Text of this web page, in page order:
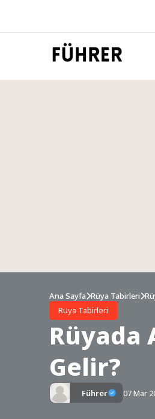
Ana Sayfa Rüya Tabirleri
Rüya Tabirleri
Rüyada
Gelir?
Führer 07 Mar